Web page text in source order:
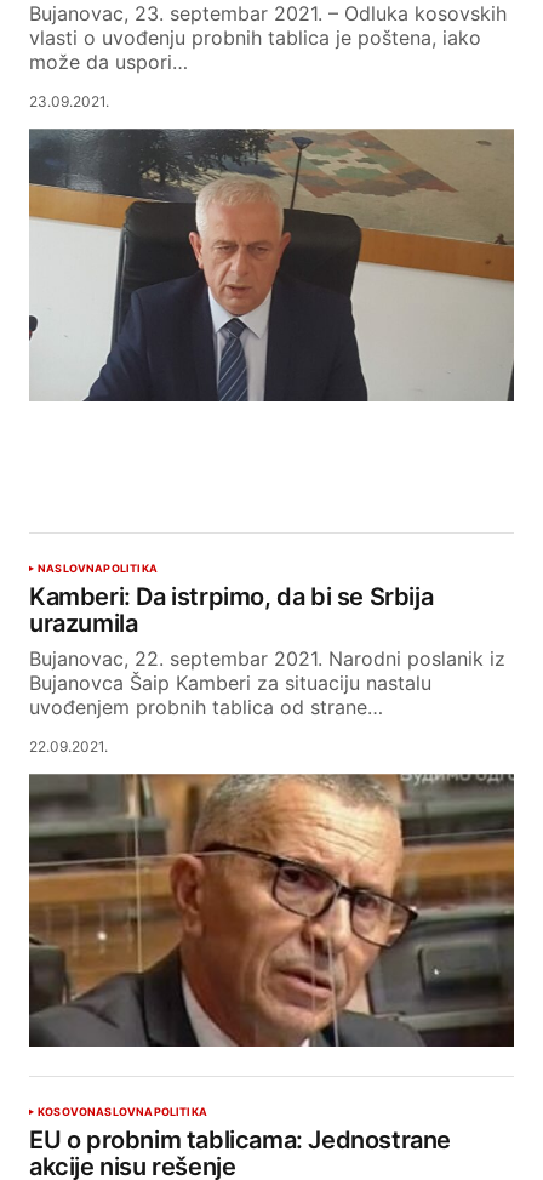
Bujanovac, 23. septembar 2021. – Odluka kosovskih
vlasti o uvođenju probnih tablica je poštena, iako
može da uspori…
23.09.2021.
NASLOVNAPOLITIKA
Kamberi: Da istrpimo, da bi se Srbija
urazumila
Bujanovac, 22. septembar 2021. Narodni poslanik iz
Bujanovca Šaip Kamberi za situaciju nastalu
uvođenjem probnih tablica od strane…
22.09.2021.
KOSOVONASLOVNAPOLITIKA
EU o probnim tablicama: Jednostrane
akcije nisu rešenje